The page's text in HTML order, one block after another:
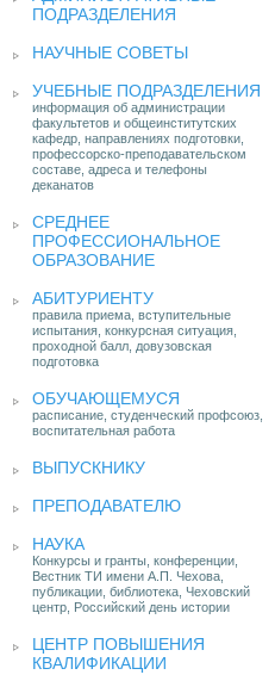
ПОДРАЗДЕЛЕНИЯ
НАУЧНЫЕ СОВЕТЫ
УЧЕБНЫЕ ПОДРАЗДЕЛЕНИЯ
информация об администрации
факультетов и общеинститутских
кафедр, направлениях подготовки,
профессорско-преподавательском
составе, адреса и телефоны
деканатов
СРЕДНЕЕ
ПРОФЕССИОНАЛЬНОЕ
ОБРАЗОВАНИЕ
АБИТУРИЕНТУ
правила приема, вступительные
испытания, конкурсная ситуация,
проходной балл, довузовская
подготовка
ОБУЧАЮЩЕМУСЯ
расписание, студенческий профсоюз,
воспитательная работа
ВЫПУСКНИКУ
ПРЕПОДАВАТЕЛЮ
НАУКА
Конкурсы и гранты, конференции,
Вестник ТИ имени А.П. Чехова,
публикации, библиотека, Чеховский
центр, Российский день истории
ЦЕНТР ПОВЫШЕНИЯ
КВАЛИФИКАЦИИ